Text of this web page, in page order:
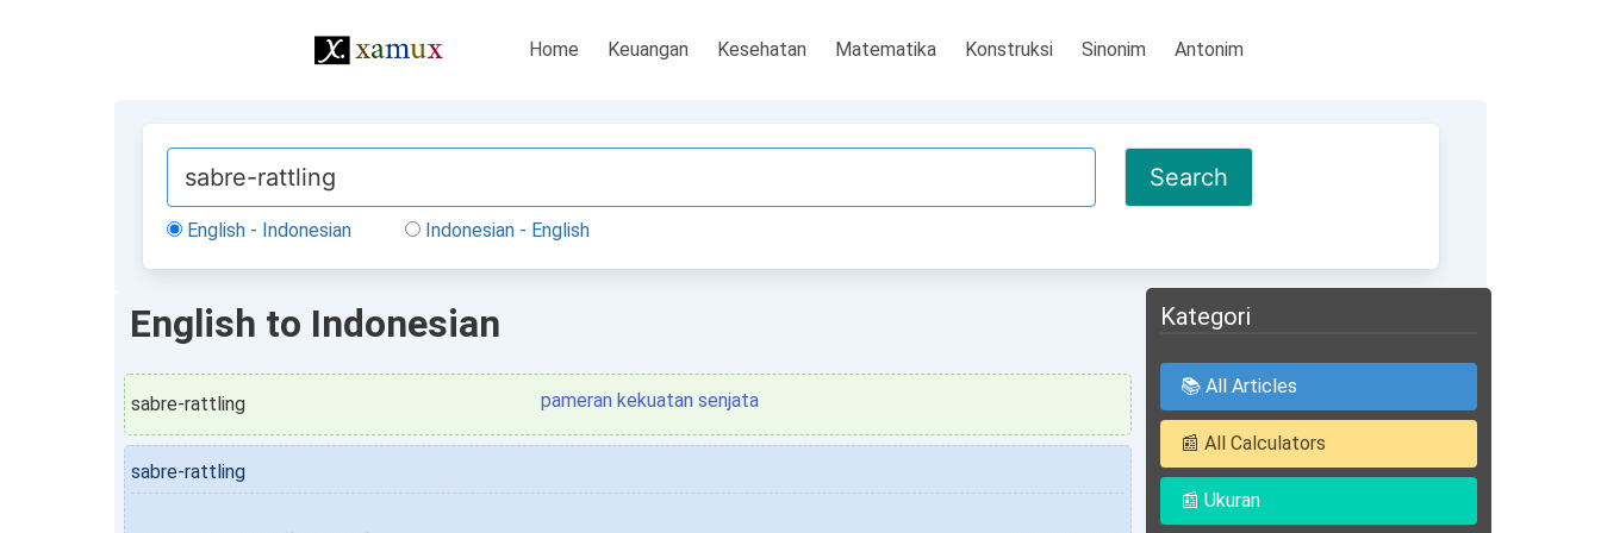
Home Keuangan Kesehatan Matematika Konstruksi Sinonim Antonim
English - Indonesian Indonesian - English
English to Indonesian
sabre-rattling pameran kekuatan senjata
sabre-rattling
Kategori
📚 All Articles
📰 All Calculators
📰 Ukuran